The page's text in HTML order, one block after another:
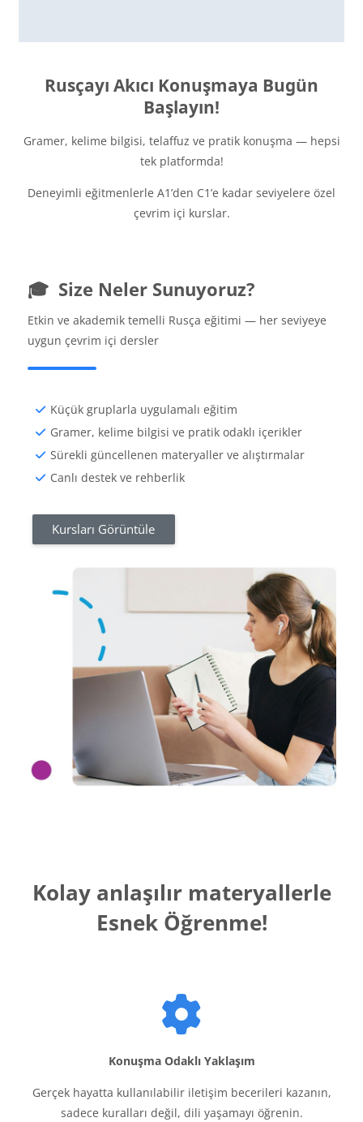
Rusçayı Akıcı Konuşmaya Bugün
Başlayın!
Gramer, kelime bilgisi, telaffuz ve pratik konuşma — hepsi
tek platformda!
Deneyimli eğitmenlerle A1’den C1’e kadar seviyelere özel
çevrim içi kurslar.
🎓 Size Neler Sunuyoruz?
Etkin ve akademik temelli Rusça eğitimi — her seviyeye
uygun çevrim içi dersler
Küçük gruplarla uygulamalı eğitim
Gramer, kelime bilgisi ve pratik odaklı içerikler
Sürekli güncellenen materyaller ve alıştırmalar
Canlı destek ve rehberlik
Kursları Görüntüle
Kolay anlaşılır materyallerle
Esnek Öğrenme!
Konuşma Odaklı Yaklaşım
Gerçek hayatta kullanılabilir iletişim becerileri kazanın,
sadece kuralları değil, dili yaşamayı öğrenin.